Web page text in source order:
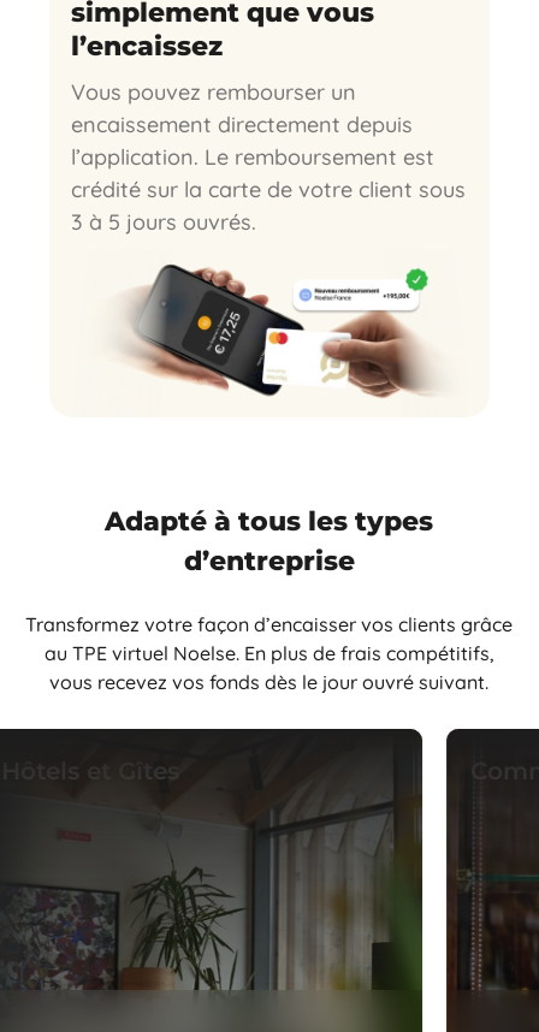
simplement que vous
l’encaissez
Vous pouvez rembourser un
encaissement directement depuis
l’application. Le remboursement est
crédité sur la carte de votre client sous
3 à 5 jours ouvrés.
Adapté à tous les types
d’entreprise
Transformez votre façon d’encaisser vos clients grâce
au TPE virtuel Noelse. En plus de frais compétitifs,
vous recevez vos fonds dès le jour ouvré suivant.
et Gîtes